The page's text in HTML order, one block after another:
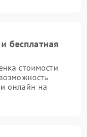
бесплатная
стоимости
онлайн на